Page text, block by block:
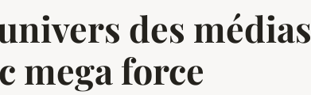
des médias
mega force